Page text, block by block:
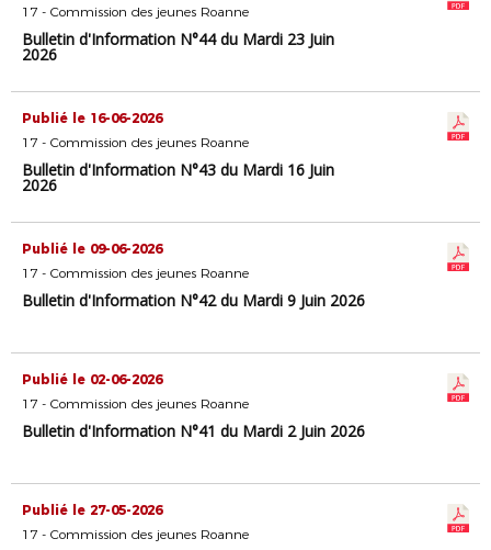
17 - Commission des jeunes Roanne
Bulletin d'Information N°44 du Mardi 23 Juin
2026
Publié le 16-06-2026
17 - Commission des jeunes Roanne
Bulletin d'Information N°43 du Mardi 16 Juin
2026
Publié le 09-06-2026
17 - Commission des jeunes Roanne
Bulletin d'Information N°42 du Mardi 9 Juin 2026
Publié le 02-06-2026
17 - Commission des jeunes Roanne
Bulletin d'Information N°41 du Mardi 2 Juin 2026
Publié le 27-05-2026
17 - Commission des jeunes Roanne